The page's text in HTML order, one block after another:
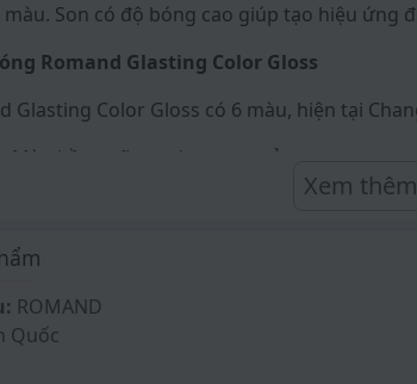
Son có độ bóng cao giúp tạo hiệu ứng
Romand Glasting Color Gloss
Glasting Color Gloss có 6 màu, hiện tại
Màu hồng sữa nude trong trẻo
hoa hồng ấm, tự nhiên
berry lạnh, không có ánh xanh
hồng tím trầm
Xem thêm
ROMAND
Quốc